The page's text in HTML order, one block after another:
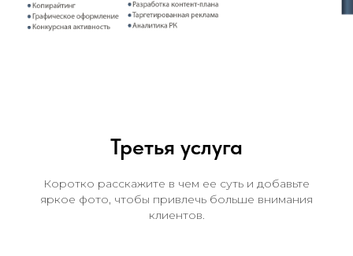
Третья услуга
Коротко расскажите в чем ее суть и добавьте
яркое фото, чтобы привлечь больше внимания
клиентов.